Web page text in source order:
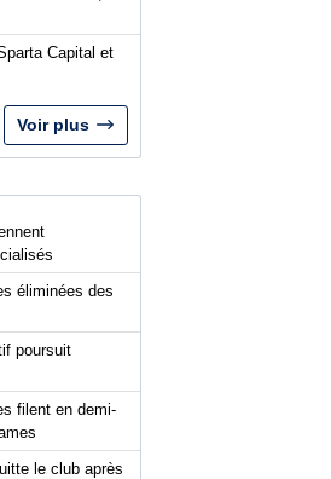
Capital et
Voir plus
éliminées des
poursuit
filent en demi-
le club après